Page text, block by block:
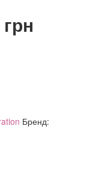
грн
Бренд: